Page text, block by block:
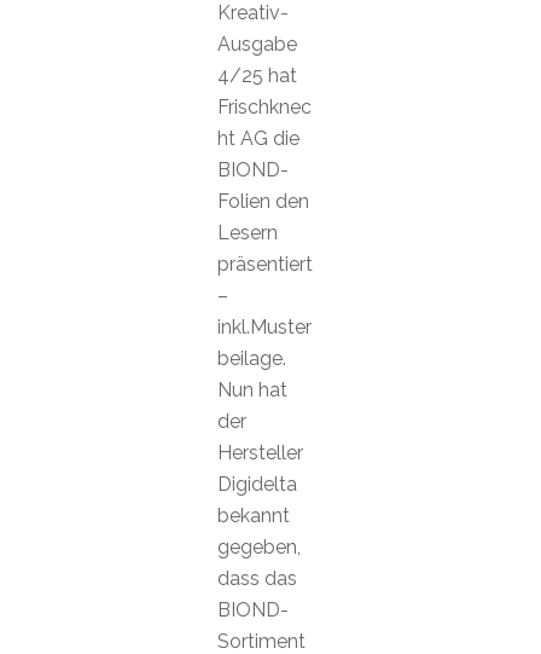
Kreativ-
Ausgabe
4/25 hat
Frischknec
ht AG die
BIOND-
Folien den
Lesern
präsentiert
–
inkl.Muster
beilage.
Nun hat
der
Hersteller
Digidelta
bekannt
gegeben,
dass das
BIOND-
Sortiment